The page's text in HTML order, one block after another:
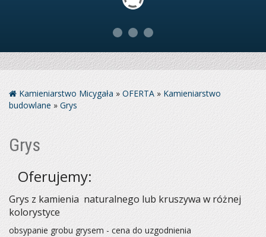
Kamieniarstwo Micygała » OFERTA » Kamieniarstwo
budowlane » Grys
Grys
Oferujemy:
Grys z kamienia naturalnego lub kruszywa w różnej
kolorystyce
obsypanie grobu grysem - cena do uzgodnienia